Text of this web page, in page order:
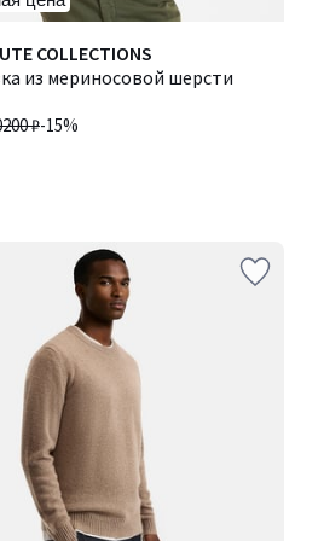
COLLECTIONS
из мериносовой шерсти
₽-15%